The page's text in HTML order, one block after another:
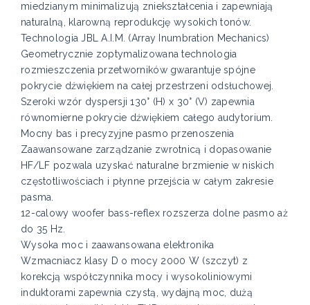
miedzianym minimalizują zniekształcenia i zapewniają
naturalną, klarowną reprodukcję wysokich tonów.
Technologia JBL A.I.M. (Array Inumbration Mechanics)
Geometrycznie zoptymalizowana technologia
rozmieszczenia przetworników gwarantuje spójne
pokrycie dźwiękiem na całej przestrzeni odsłuchowej.
Szeroki wzór dyspersji 130° (H) x 30° (V) zapewnia
równomierne pokrycie dźwiękiem całego audytorium.
Mocny bas i precyzyjne pasmo przenoszenia
Zaawansowane zarządzanie zwrotnicą i dopasowanie
HF/LF pozwala uzyskać naturalne brzmienie w niskich
częstotliwościach i płynne przejścia w całym zakresie
pasma.
12-calowy woofer bass-reflex rozszerza dolne pasmo aż
do 35 Hz.
Wysoka moc i zaawansowana elektronika
Wzmacniacz klasy D o mocy 2000 W (szczyt) z
korekcją współczynnika mocy i wysokoliniowymi
induktorami zapewnia czystą, wydajną moc, dużą